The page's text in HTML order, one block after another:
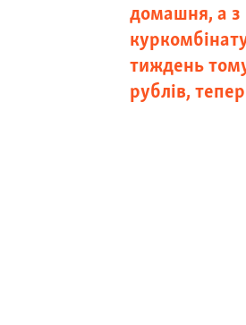
домашня, а з
тиждень
рублів,